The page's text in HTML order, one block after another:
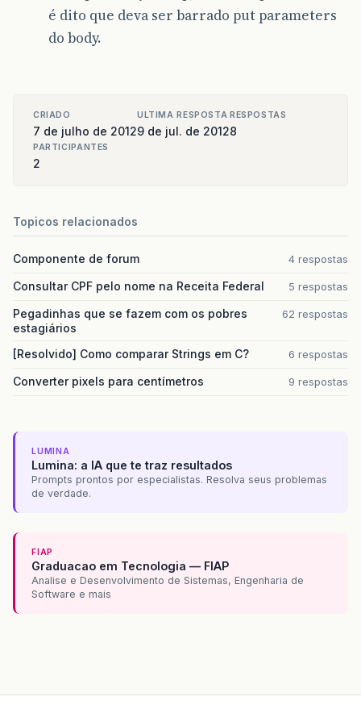
é dito que deva ser barrado put parameters
do body.
CRIADO
7 de julho de 2012
ULTIMA RESPOSTA
9 de jul. de 2012
RESPOSTAS
8
PARTICIPANTES
2
Topicos relacionados
Componente de forum 4 respostas
Consultar CPF pelo nome na Receita Federal 5 respostas
Pegadinhas que se fazem com os pobres
estagiários
62 respostas
[Resolvido] Como comparar Strings em C? 6 respostas
Converter pixels para centímetros 9 respostas
LUMINA
Lumina: a IA que te traz resultados
Prompts prontos por especialistas. Resolva seus problemas
de verdade.
FIAP
Graduacao em Tecnologia — FIAP
Analise e Desenvolvimento de Sistemas, Engenharia de
Software e mais